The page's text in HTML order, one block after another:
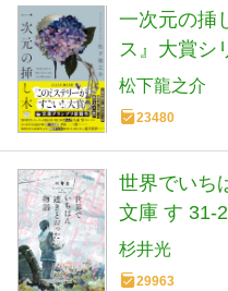
一次元の挿
ス』大賞シ
松下龍之介
23480
世界でいち
文庫 す 31-
杉井光
29963